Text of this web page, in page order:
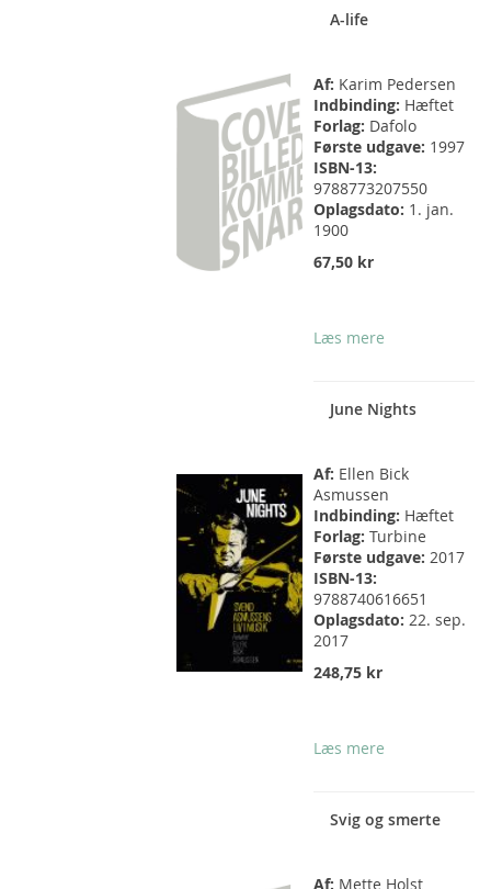
A-life
Af: Karim Pedersen
Indbinding: Hæftet
Forlag: Dafolo
Første udgave: 1997
ISBN-13:
9788773207550
Oplagsdato: 1. jan.
1900
67,50 kr
Læs mere
June Nights
Af: Ellen Bick
Asmussen
Indbinding: Hæftet
Forlag: Turbine
Første udgave: 2017
ISBN-13:
9788740616651
Oplagsdato: 22. sep.
2017
248,75 kr
Læs mere
Svig og smerte
Af: Mette Holst